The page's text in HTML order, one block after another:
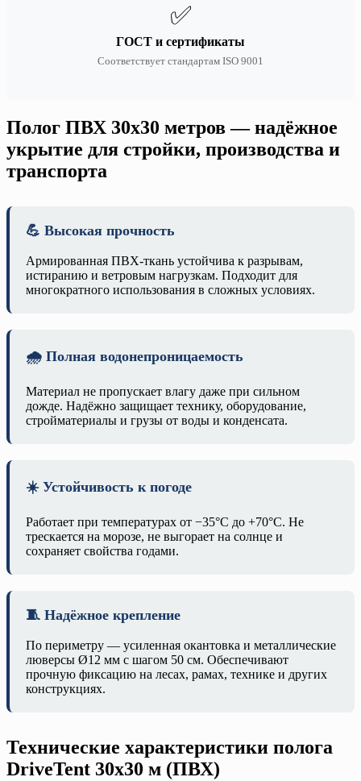
✅
ГОСТ и сертификаты
Соответствует стандартам ISO 9001
Полог ПВХ 30х30 метров — надёжное
укрытие для стройки, производства и
транспорта
💪 Высокая прочность
Армированная ПВХ-ткань устойчива к разрывам,
истиранию и ветровым нагрузкам. Подходит для
многократного использования в сложных условиях.
🌧️ Полная водонепроницаемость
Материал не пропускает влагу даже при сильном
дожде. Надёжно защищает технику, оборудование,
стройматериалы и грузы от воды и конденсата.
☀️ Устойчивость к погоде
Работает при температурах от −35°C до +70°C. Не
трескается на морозе, не выгорает на солнце и
сохраняет свойства годами.
🧵 Надёжное крепление
По периметру — усиленная окантовка и металлические
люверсы Ø12 мм с шагом 50 см. Обеспечивают
прочную фиксацию на лесах, рамах, технике и других
конструкциях.
Технические характеристики полога
DriveTent 30х30 м (ПВХ)